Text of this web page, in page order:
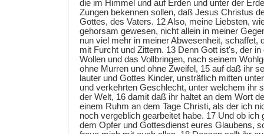
die im Himmel und auf Erden und unter der
Zungen bekennen sollen, daß Jesus Christus
Gottes, des Vaters. 12 Also, meine Liebsten,
gehorsam gewesen, nicht allein in meiner
nun viel mehr in meiner Abwesenheit, schaffet,
mit Furcht und Zittern. 13 Denn Gott ist's, der
Wollen und das Vollbringen, nach seinem
ohne Murren und ohne Zweifel, 15 auf daß ihr
lauter und Gottes Kinder, unsträflich mitten
und verkehrten Geschlecht, unter welchem ihr
der Welt, 16 damit daß ihr haltet an dem Wort
einem Ruhm an dem Tage Christi, als der ich
noch vergeblich gearbeitet habe. 17 Und ob ich
dem Opfer und Gottesdienst eures Glaubens,